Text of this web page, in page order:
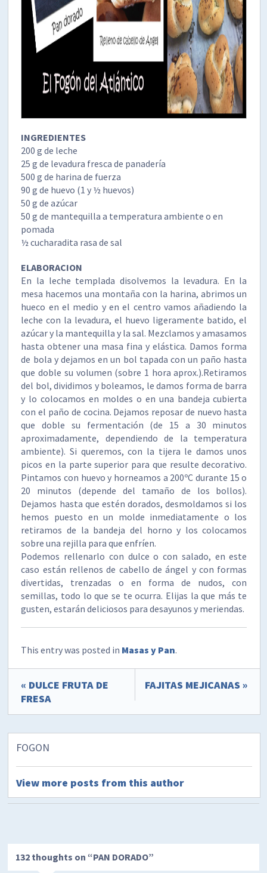
INGREDIENTES
200 g de leche
25 g de levadura fresca de panadería
500 g de harina de fuerza
90 g de huevo (1 y ½ huevos)
50 g de azúcar
50 g de mantequilla a temperatura ambiente o en
pomada
½ cucharadita rasa de sal
ELABORACION
En la leche templada disolvemos la levadura. En la
mesa hacemos una montaña con la harina, abrimos un
hueco en el medio y en el centro vamos añadiendo la
leche con la levadura, el huevo ligeramente batido, el
azúcar y la mantequilla y la sal. Mezclamos y amasamos
hasta obtener una masa fina y elástica. Damos forma
de bola y dejamos en un bol tapada con un paño hasta
que doble su volumen (sobre 1 hora aprox.).Retiramos
del bol, dividimos y boleamos, le damos forma de barra
y lo colocamos en moldes o en una bandeja cubierta
con el paño de cocina. Dejamos reposar de nuevo hasta
que doble su fermentación (de 15 a 30 minutos
aproximadamente, dependiendo de la temperatura
ambiente). Si queremos, con la tijera le damos unos
picos en la parte superior para que resulte decorativo.
Pintamos con huevo y horneamos a 200ºC durante 15 o
20 minutos (depende del tamaño de los bollos).
Dejamos hasta que estén dorados, desmoldamos si los
hemos puesto en un molde inmediatamente o los
retiramos de la bandeja del horno y los colocamos
sobre una rejilla para que enfríen.
Podemos rellenarlo con dulce o con salado, en este
caso están rellenos de cabello de ángel y con formas
divertidas, trenzadas o en forma de nudos, con
semillas, todo lo que se te ocurra. Elijas la que más te
gusten, estarán deliciosos para desayunos y meriendas.
This entry was posted in Masas y Pan.
« DULCE FRUTA DE
FRESA
FAJITAS MEJICANAS »
FOGON
View more posts from this author
132 thoughts on “PAN DORADO”